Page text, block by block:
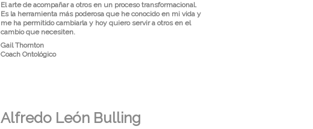
El arte de acompañar a otros en un proceso transformacional.
Es la herramienta más poderosa que he conocido en mi vida y
me ha permitido cambiarla y hoy quiero servir a otros en el
cambio que necesiten.
Gail Thornton
Coach Ontológico
Alfredo León Bulling